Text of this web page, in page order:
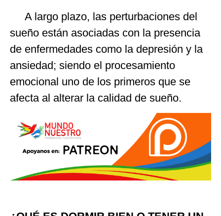
A largo plazo, las perturbaciones del
sueño están asociadas con la presencia
de enfermedades como la depresión y la
ansiedad; siendo el procesamiento
emocional uno de los primeros que se
afecta al alterar la calidad de sueño.